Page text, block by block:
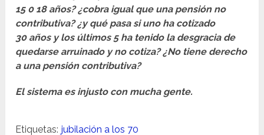
15 0 18 años? ¿cobra igual que una pensión no
contributiva? ¿y qué pasa si uno ha cotizado
30 años y los últimos 5 ha tenido la desgracia de
quedarse arruinado y no cotiza? ¿No tiene derecho
a una pensión contributiva?
El sistema es injusto con mucha gente.
Etiquetas: jubilación a los 70